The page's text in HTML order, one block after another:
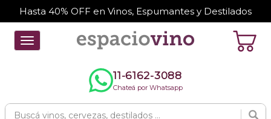
Hasta 40% OFF en Vinos, Espumantes y Destilados
Toggle
navigation
11-6162-3088
Chateá por Whatsapp